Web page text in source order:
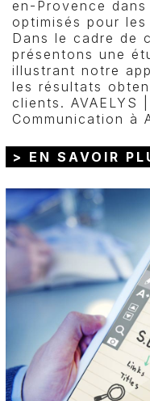
en-Provence
optimisés pour
Dans le cadre de
présentons une
illustrant notre
les résultats
clients. AVAELYS
Communication à
> EN SAVOIR